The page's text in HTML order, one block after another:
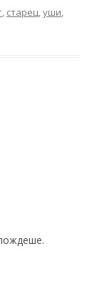
, старец,уши,